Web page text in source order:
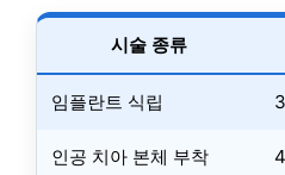
시술 종류
임플란트 식립
인공 치아 본체 부착